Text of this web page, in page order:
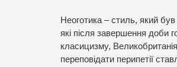
Неоготика – стиль, який був
які після завершення доби
класицизму,
переповідати перипетії